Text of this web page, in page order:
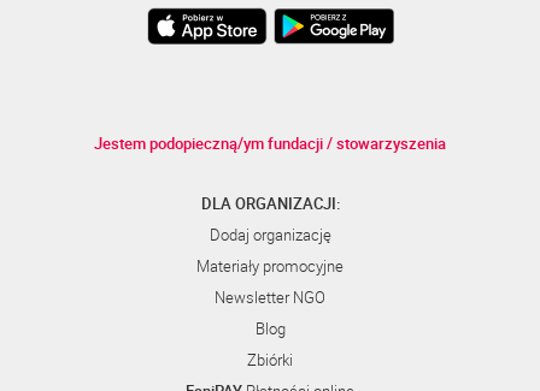
Jestem podopieczną/ym fundacji / stowarzyszenia
DLA ORGANIZACJI:
Dodaj organizację
Materiały promocyjne
Newsletter NGO
Blog
Zbiórki